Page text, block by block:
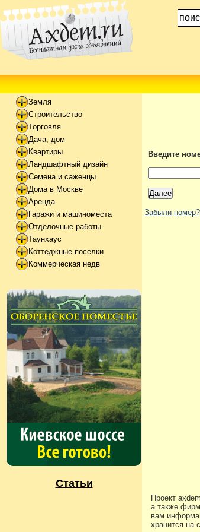
Земля
Строительство
Торговля
Дача, дом
Квартиры
Ландшафтный дизайн
Семена и саженцы
Дома в Москве
Аренда
Гаражи и машиноместа
Отделочные работы
Таунхаус
Коттеджные поселки
Коммерческая недв
Статьи
Введите
Забыли номер?
Проект
а также
вам
хранится на